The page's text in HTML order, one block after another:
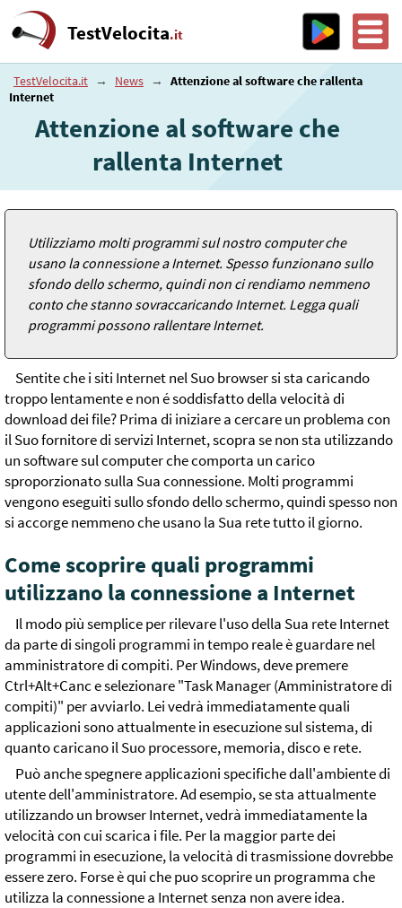
TestVelocita.it
TestVelocita.it → News →
Attenzione al software che rallenta
Internet
Attenzione al software che
rallenta Internet
Utilizziamo molti programmi sul nostro computer che
usano la connessione a Internet. Spesso funzionano sullo
sfondo dello schermo, quindi non ci rendiamo nemmeno
conto che stanno sovraccaricando Internet. Legga quali
programmi possono rallentare Internet.
Sentite che i siti Internet nel Suo browser si sta caricando
troppo lentamente e non é soddisfatto della velocità di
download dei file? Prima di iniziare a cercare un problema con
il Suo fornitore di servizi Internet, scopra se non sta utilizzando
un software sul computer che comporta un carico
sproporzionato sulla Sua connessione. Molti programmi
vengono eseguiti sullo sfondo dello schermo, quindi spesso non
si accorge nemmeno che usano la Sua rete tutto il giorno.
Come scoprire quali programmi
utilizzano la connessione a Internet
Il modo più semplice per rilevare l'uso della Sua rete Internet
da parte di singoli programmi in tempo reale è guardare nel
amministratore di compiti. Per Windows, deve premere
Ctrl+Alt+Canc e selezionare "Task Manager (Amministratore di
compiti)" per avviarlo. Lei vedrà immediatamente quali
applicazioni sono attualmente in esecuzione sul sistema, di
quanto caricano il Suo processore, memoria, disco e rete.
Può anche spegnere applicazioni specifiche dall'ambiente di
utente dell'amministratore. Ad esempio, se sta attualmente
utilizzando un browser Internet, vedrà immediatamente la
velocità con cui scarica i file. Per la maggior parte dei
programmi in esecuzione, la velocità di trasmissione dovrebbe
essere zero. Forse è qui che puo scoprire un programma che
utilizza la connessione a Internet senza non avere idea.